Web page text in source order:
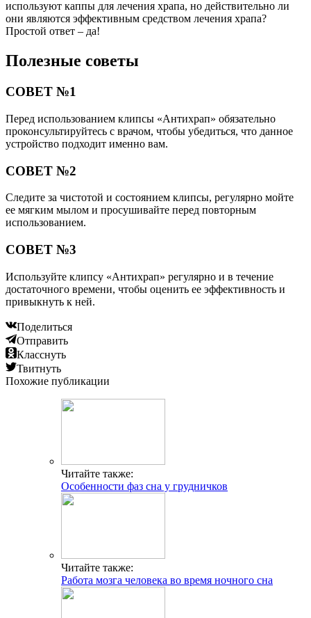
используют каппы для лечения храпа, но действительно ли
они являются эффективным средством лечения храпа?
Простой ответ – да!
Полезные советы
СОВЕТ №1
Перед использованием клипсы «Антихрап» обязательно
проконсультируйтесь с врачом, чтобы убедиться, что данное
устройство подходит именно вам.
СОВЕТ №2
Следите за чистотой и состоянием клипсы, регулярно мойте
ее мягким мылом и просушивайте перед повторным
использованием.
СОВЕТ №3
Используйте клипсу «Антихрап» регулярно и в течение
достаточного времени, чтобы оценить ее эффективность и
привыкнуть к ней.
Поделиться
Отправить
Класснуть
Твитнуть
Похожие публикации
Читайте также:
Особенности фаз сна у грудничков
Читайте также:
Работа мозга человека во время ночного сна